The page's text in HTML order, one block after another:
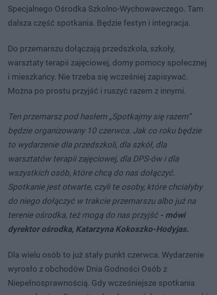
Specjalnego Ośrodka Szkolno-Wychowawczego. Tam
dalsza część spotkania. Będzie festyn i integracja.
Do przemarszu dołączają przedszkola, szkoły,
warsztaty terapii zajęciowej, domy pomocy społecznej
i mieszkańcy. Nie trzeba się wcześniej zapisywać.
Można po prostu przyjść i ruszyć razem z innymi.
Ten przemarsz pod hasłem „Spotkajmy się razem”
będzie organizowany 10 czerwca. Jak co roku będzie
to wydarzenie dla przedszkoli, dla szkół, dla
warsztatów terapii zajęciowej, dla DPS-ów i dla
wszystkich osób, które chcą do nas dołączyć.
Spotkanie jest otwarte, czyli te osoby, które chciałyby
do niego dołączyć w trakcie przemarszu albo już na
terenie ośrodka, też mogą do nas przyjść - mówi
dyrektor ośrodka, Katarzyna Kokoszko-Hodyjas.
Dla wielu osób to już stały punkt czerwca. Wydarzenie
wyrosło z obchodów Dnia Godności Osób z
Niepełnosprawnością. Gdy wcześniejsze spotkania